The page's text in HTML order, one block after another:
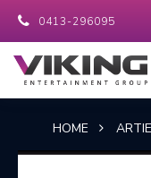
0413-296095
HOME